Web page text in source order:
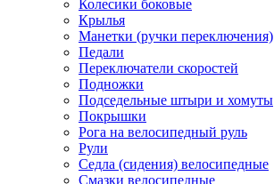
Колесики боковые
Крылья
Манетки (ручки переключения)
Педали
Переключатели скоростей
Подножки
Подседельные штыри и хомуты
Покрышки
Рога на велосипедный руль
Рули
Седла (сидения) велосипедные
Смазки велосипедные